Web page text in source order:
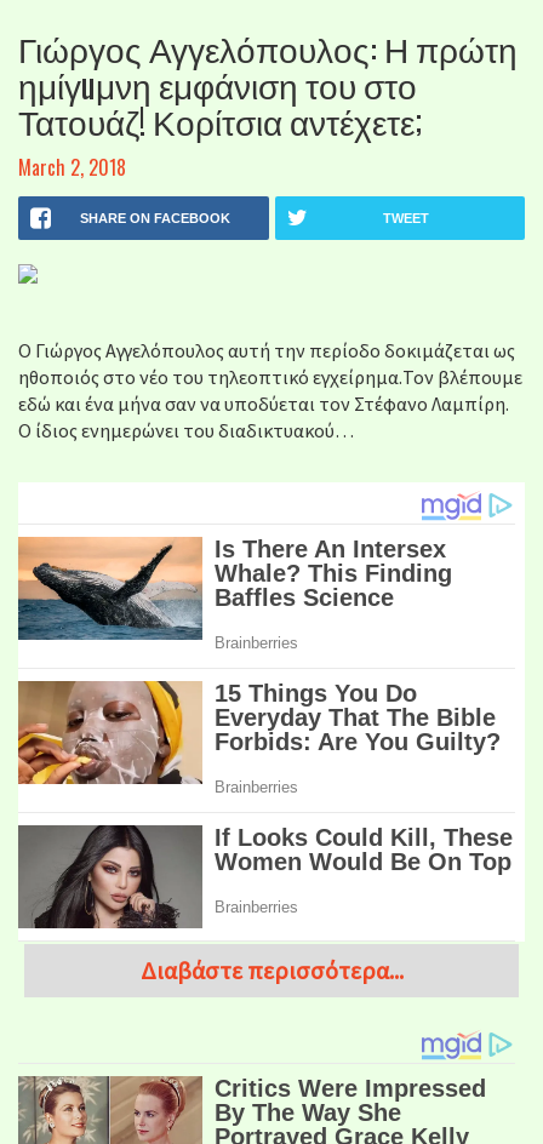
Γιώργος Αγγελόπουλος: Η πρώτη
ημίγuμνη εμφάνιση του στο
Τατουάζ! Κορίτσια αντέχετε;
March 2, 2018
SHARE ON FACEBOOK TWEET
Ο Γιώργος Αγγελόπουλος αυτή την περίοδο δοκιμάζεται ως
ηθοποιός στο νέο του τηλεοπτικό εγχείρημα.Τον βλέπουμε
εδώ και ένα μήνα σαν να υποδύεται τον Στέφανο Λαμπίρη.
Ο ίδιος ενημερώνει του διαδικτυακού…
Διαβάστε περισσότερα...